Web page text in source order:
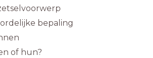
bepaling
of hun?